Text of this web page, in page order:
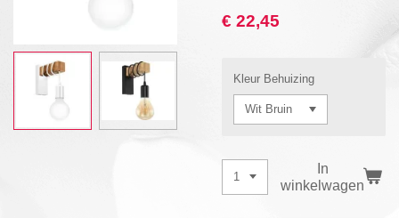
€ 22,45
Kleur Behuizing
In
winkelwagen